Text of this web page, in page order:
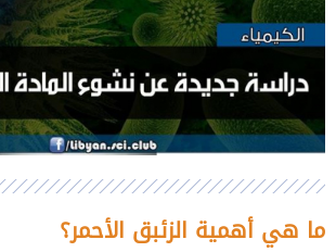
ما هي أهمية الزئبق الأحمر؟